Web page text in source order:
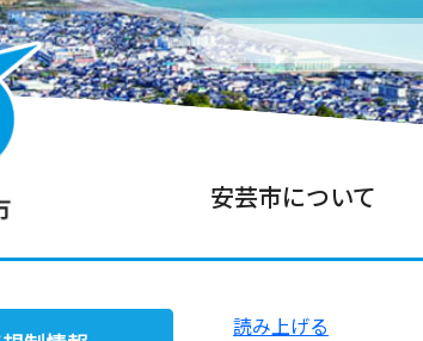
安芸市について
読み上げる